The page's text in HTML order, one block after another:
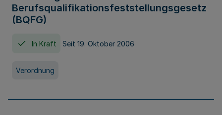
Berufsqualifikationsfeststellungsgesetz
(BQFG)
In Kraft Seit 19. Oktober 2006
Verordnung